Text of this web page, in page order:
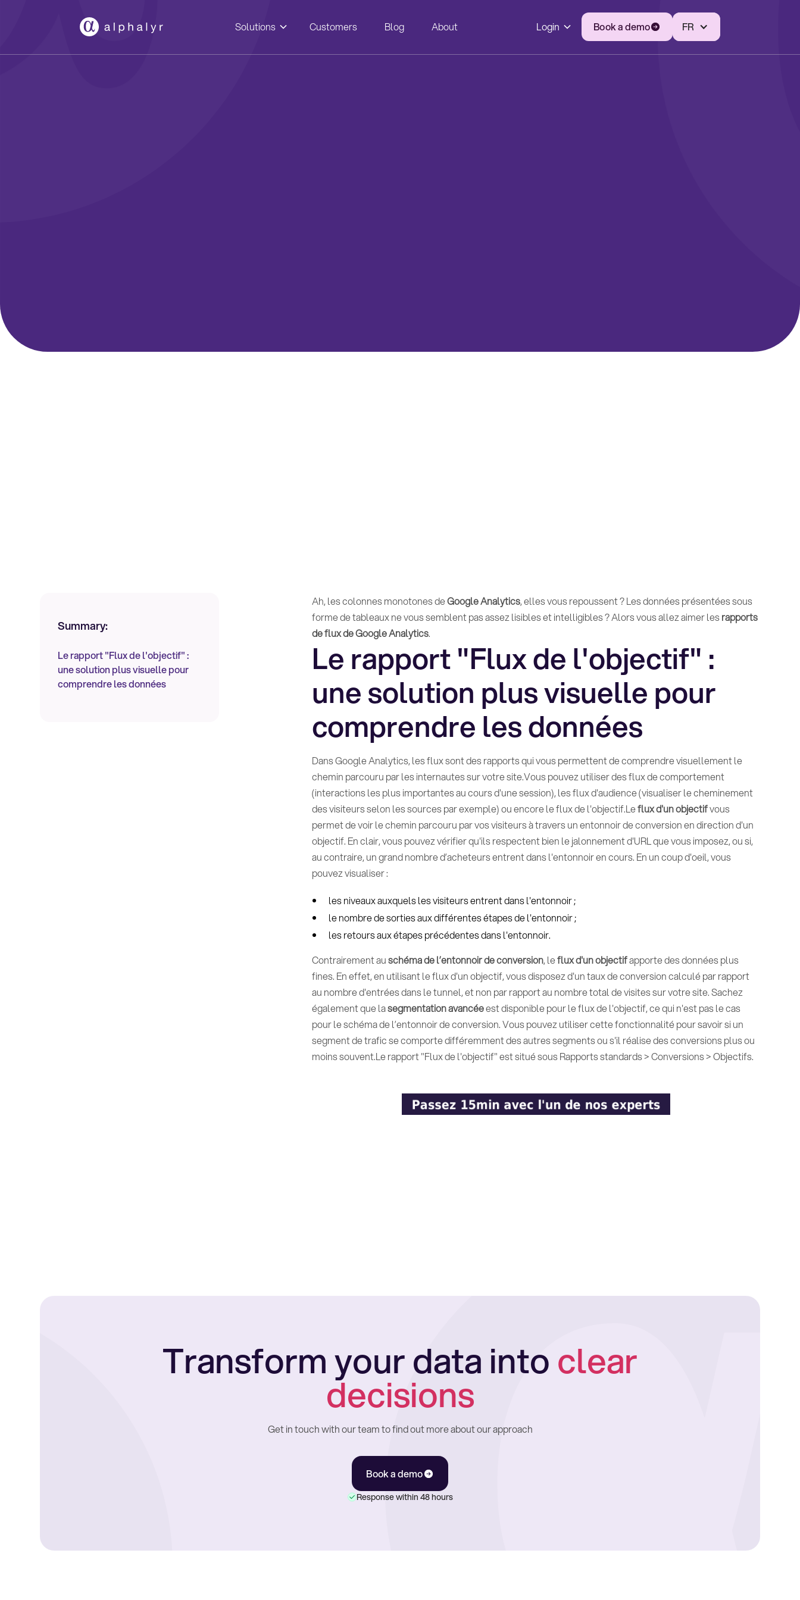
Solutions Customers Blog About Login Book a demo FR
Summary:
Le rapport "Flux de l'objectif" :
une solution plus visuelle pour
comprendre les données
Ah, les colonnes monotones deGoogle Analytics, elles vous repoussent ? Les données présentées sous
forme de tableaux ne vous semblent pas assez lisibles et intelligibles ? Alors vous allez aimer lesrapports
de flux de Google Analytics.
Le rapport "Flux de l'objectif" :
une solution plus visuelle pour
comprendre les données
Dans Google Analytics, les flux sont des rapports qui vous permettent de comprendre visuellement le
chemin parcouru par les internautes sur votre site.Vous pouvez utiliser des flux de comportement
(interactions les plus importantes au cours d'une session), les flux d'audience (visualiser le cheminement
des visiteurs selon les sources par exemple) ou encore le flux de l'objectif.Leflux d'un objectifvous
permet de voir le chemin parcouru par vos visiteurs à travers un entonnoir de conversion en direction d'un
objectif. En clair, vous pouvez vérifier qu'ils respectent bien le jalonnement d'URL que vous imposez, ou si,
au contraire, un grand nombre d’acheteurs entrent dans l'entonnoir en cours. En un coup d'oeil, vous
pouvez visualiser :
les niveaux auxquels les visiteurs entrent dans l'entonnoir ;
le nombre de sorties aux différentes étapes de l'entonnoir ;
les retours aux étapes précédentes dans l'entonnoir.
Contrairement auschéma de l’entonnoir de conversion, leflux d'un objectifapporte des données plus
fines. En effet, en utilisant le flux d'un objectif, vous disposez d'un taux de conversion calculé par rapport
au nombre d'entrées dans le tunnel, et non par rapport au nombre total de visites sur votre site. Sachez
également que lasegmentation avancéeest disponible pour le flux de l'objectif, ce qui n'est pas le cas
pour le schéma de l’entonnoir de conversion. Vous pouvez utiliser cette fonctionnalité pour savoir si un
segment de trafic se comporte différemment des autres segments ou s'il réalise des conversions plus ou
moins souvent.Le rapport "Flux de l'objectif" est situé sous Rapports standards > Conversions > Objectifs.
Transform your data intoclear
decisions
Get in touch with our team to find out more about our approach
Book a demo
Response within 48 hours